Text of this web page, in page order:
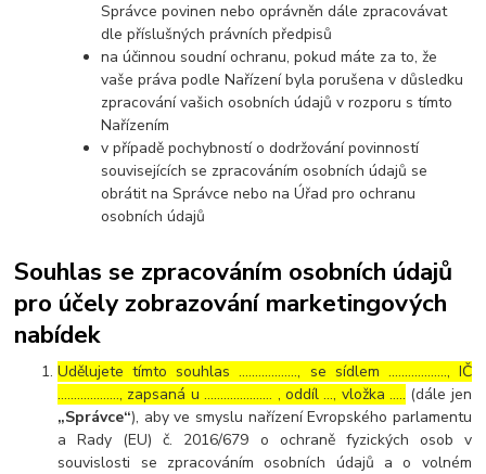
Správce povinen nebo oprávněn dále zpracovávat
dle příslušných právních předpisů
na účinnou soudní ochranu, pokud máte za to, že
vaše práva podle Nařízení byla porušena v důsledku
zpracování vašich osobních údajů v rozporu s tímto
Nařízením
v případě pochybností o dodržování povinností
souvisejících se zpracováním osobních údajů se
obrátit na Správce nebo na Úřad pro ochranu
osobních údajů
Souhlas se zpracováním osobních údajů
pro účely zobrazování marketingových
nabídek
Udělujete tímto souhlas ……………..., se sídlem ………………, IČ
………………., zapsaná u ………………… , oddíl …, vložka ….. (dále jen
„Správce“), aby ve smyslu nařízení Evropského parlamentu
a Rady (EU) č. 2016/679 o ochraně fyzických osob v
souvislosti se zpracováním osobních údajů a o volném